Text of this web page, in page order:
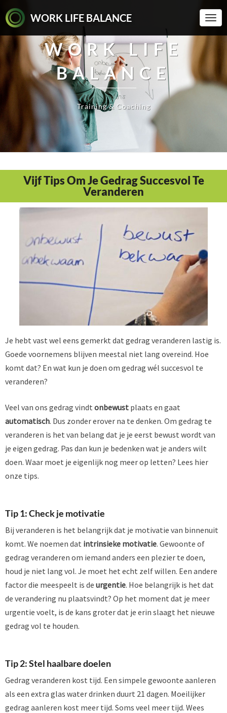
WORK LIFE BALANCE
WORK LIFE
BALANCE
Training & Coaching
Vijf Tips Om Je Gedrag Succesvol Te
Veranderen
Je hebt vast wel eens gemerkt dat gedrag veranderen lastig is.
Goede voornemens blijven meestal niet lang overeind. Hoe
komt dat? En wat kun je doen om gedrag wél succesvol te
veranderen?
Veel van ons gedrag vindt onbewust plaats en gaat
automatisch. Dus zonder erover na te denken. Om gedrag te
veranderen is het van belang dat je je eerst bewust wordt van
je eigen gedrag. Pas dan kun je bedenken wat je anders wilt
doen. Waar moet je eigenlijk nog meer op letten? Lees hier
onze tips.
Tip 1: Check je motivatie
Bij veranderen is het belangrijk dat je motivatie van binnenuit
komt. We noemen dat intrinsieke motivatie. Gewoonte of
gedrag veranderen om iemand anders een plezier te doen,
houd je niet lang vol. Je moet het echt zelf willen. Een andere
factor die meespeelt is de urgentie. Hoe belangrijk is het dat
de verandering nu plaatsvindt? Op het moment dat je meer
urgentie voelt, is de kans groter dat je erin slaagt het nieuwe
gedrag vol te houden.
Tip 2: Stel haalbare doelen
Gedrag veranderen kost tijd. Een simpele gewoonte aanleren
als een extra glas water drinken duurt 21 dagen. Moeilijker
gedrag aanleren kost meer tijd. Soms veel meer tijd. Wees